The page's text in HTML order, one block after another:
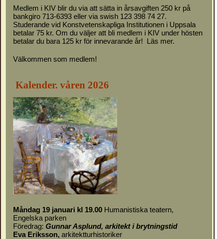
Medlem i KIV blir du via att sätta in årsavgiften 250 kr på
bankgiro 713-6393 eller via swish 123 398 74 27.
Studerande vid Konstvetenskapliga Institutionen i Uppsala
betalar 75 kr. Om du väljer att bli medlem i KIV under hösten
betalar du bara 125 kr för innevarande år! Läs mer.
Välkommen som medlem!
Kalender. våren 2026
Måndag 19 januari kl 19.00 Humanistiska teatern,
Engelska parken
Föredrag: Gunnar Asplund, arkitekt i brytningstid
Eva Eriksson, arkitektturhistoriker